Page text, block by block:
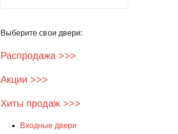
Выберите свои двери:
Распродажа >>>
Акции >>>
Хиты продаж >>>
Входные двери